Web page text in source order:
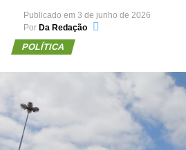
Publicado em 3 de junho de 2026
Por Da Redação
POLÍTICA